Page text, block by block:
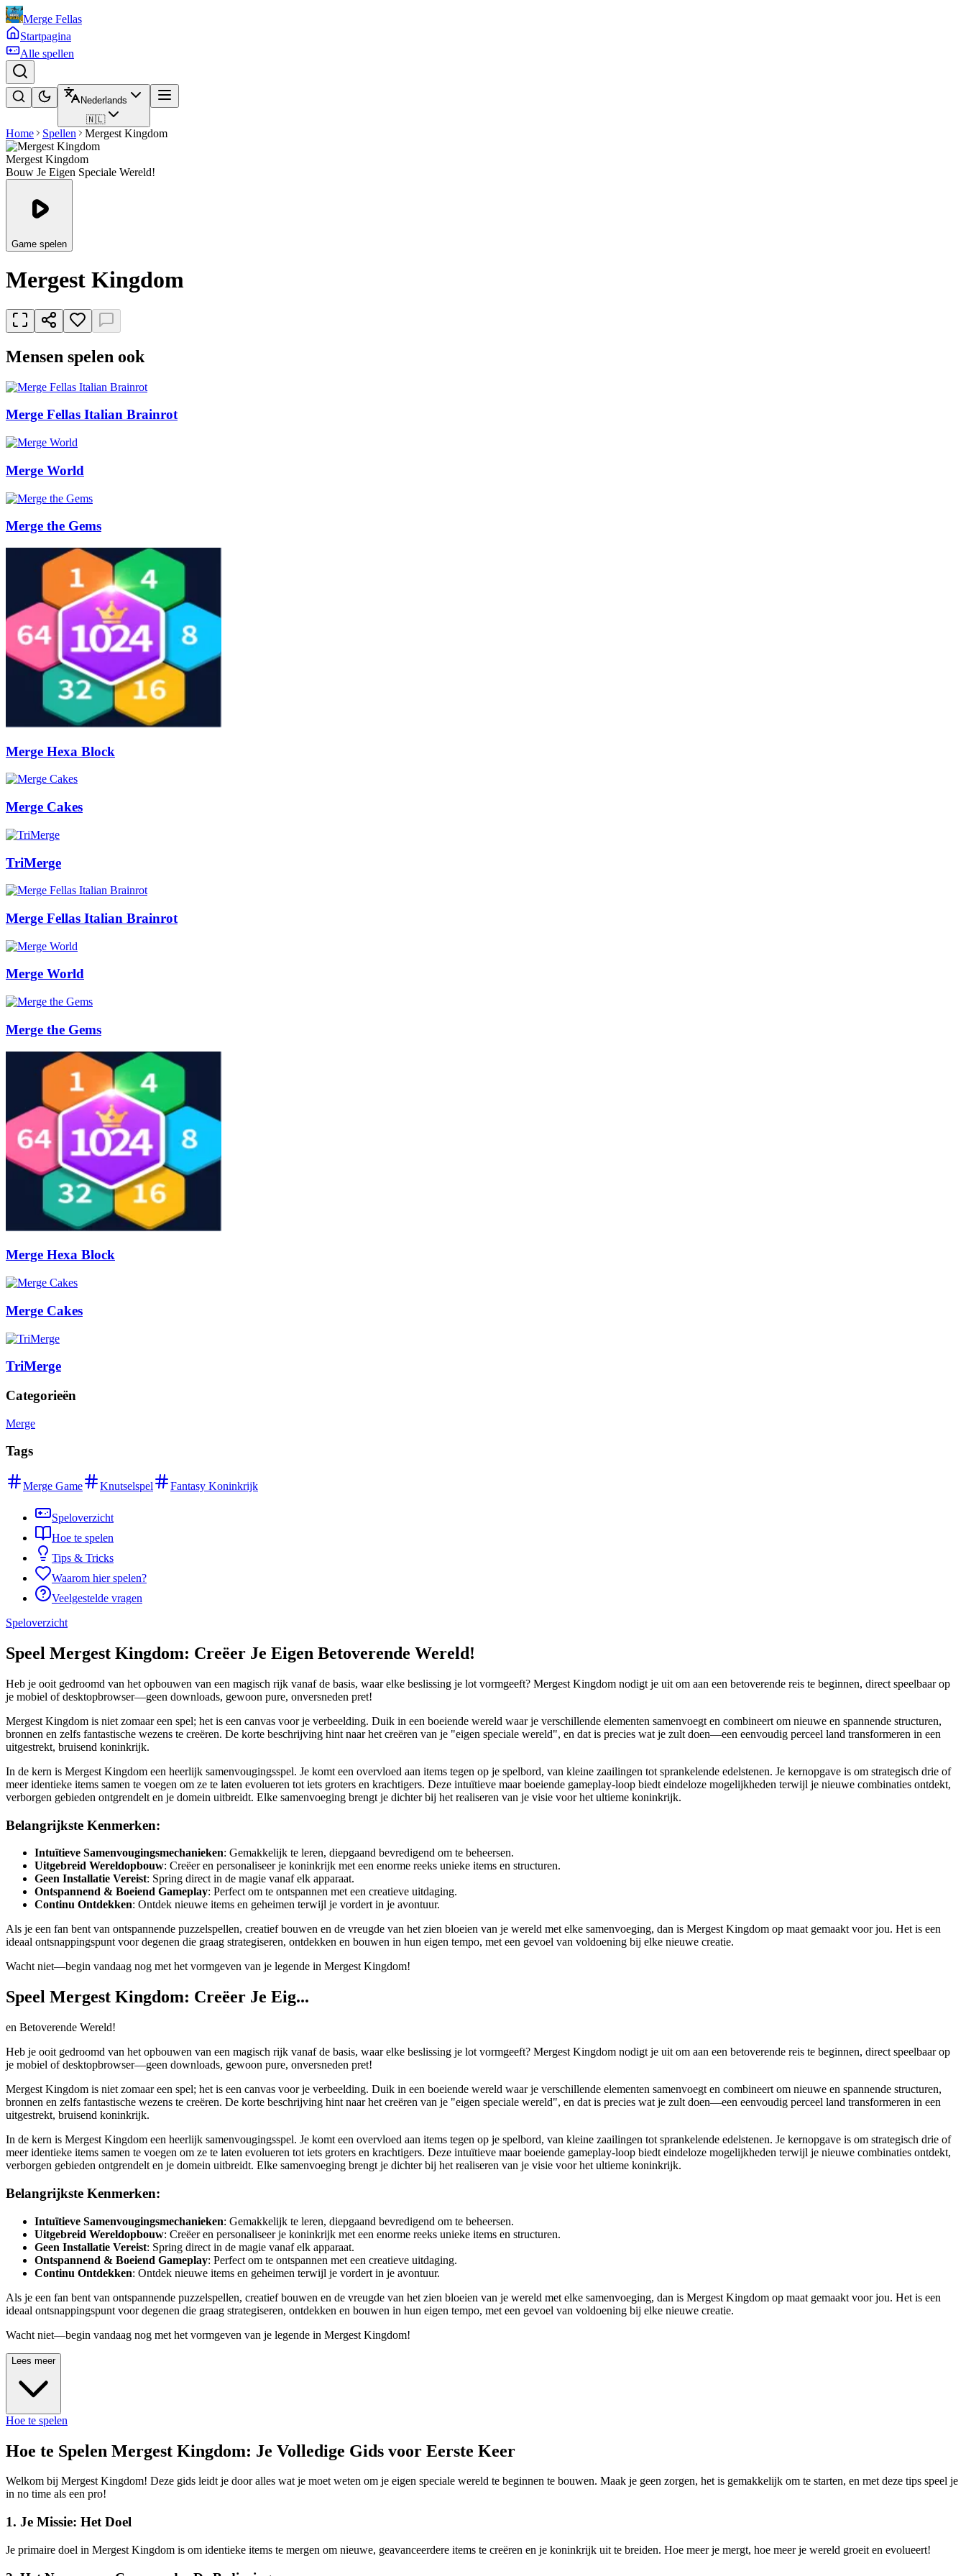
Merge Fellas
Startpagina
Alle spellen
Nederlands
🇳🇱
Home Spellen Mergest Kingdom
Mergest Kingdom
Bouw Je Eigen Speciale Wereld!
Game spelen
Mergest Kingdom
Mensen spelen ook
Merge Fellas Italian Brainrot
Merge World
Merge the Gems
Merge Hexa Block
Merge Cakes
TriMerge
Merge Fellas Italian Brainrot
Merge World
Merge the Gems
Merge Hexa Block
Merge Cakes
TriMerge
Categorieën
Merge
Tags
Merge Game Knutselspel Fantasy Koninkrijk
Speloverzicht
Hoe te spelen
Tips & Tricks
Waarom hier spelen?
Veelgestelde vragen
Speloverzicht
Speel Mergest Kingdom: Creëer Je Eigen Betoverende Wereld!
Heb je ooit gedroomd van het opbouwen van een magisch rijk vanaf de basis, waar elke beslissing je lot vormgeeft? Mergest Kingdom nodigt je uit om aan een betoverende reis te beginnen, direct speelbaar op
je mobiel of desktopbrowser—geen downloads, gewoon pure, onversneden pret!
Mergest Kingdom is niet zomaar een spel; het is een canvas voor je verbeelding. Duik in een boeiende wereld waar je verschillende elementen samenvoegt en combineert om nieuwe en spannende structuren,
bronnen en zelfs fantastische wezens te creëren. De korte beschrijving hint naar het creëren van je "eigen speciale wereld", en dat is precies wat je zult doen—een eenvoudig perceel land transformeren in een
uitgestrekt, bruisend koninkrijk.
In de kern is Mergest Kingdom een heerlijk samenvougingsspel. Je komt een overvloed aan items tegen op je spelbord, van kleine zaailingen tot sprankelende edelstenen. Je kernopgave is om strategisch drie of
meer identieke items samen te voegen om ze te laten evolueren tot iets groters en krachtigers. Deze intuïtieve maar boeiende gameplay-loop biedt eindeloze mogelijkheden terwijl je nieuwe combinaties ontdekt,
verborgen gebieden ontgrendelt en je domein uitbreidt. Elke samenvoeging brengt je dichter bij het realiseren van je visie voor het ultieme koninkrijk.
Belangrijkste Kenmerken:
Intuïtieve Samenvougingsmechanieken: Gemakkelijk te leren, diepgaand bevredigend om te beheersen.
Uitgebreid Wereldopbouw: Creëer en personaliseer je koninkrijk met een enorme reeks unieke items en structuren.
Geen Installatie Vereist: Spring direct in de magie vanaf elk apparaat.
Ontspannend & Boeiend Gameplay: Perfect om te ontspannen met een creatieve uitdaging.
Continu Ontdekken: Ontdek nieuwe items en geheimen terwijl je vordert in je avontuur.
Als je een fan bent van ontspannende puzzelspellen, creatief bouwen en de vreugde van het zien bloeien van je wereld met elke samenvoeging, dan is Mergest Kingdom op maat gemaakt voor jou. Het is een
ideaal ontsnappingspunt voor degenen die graag strategiseren, ontdekken en bouwen in hun eigen tempo, met een gevoel van voldoening bij elke nieuwe creatie.
Wacht niet—begin vandaag nog met het vormgeven van je legende in Mergest Kingdom!
Speel Mergest Kingdom: Creëer Je Eig...
en Betoverende Wereld!
Heb je ooit gedroomd van het opbouwen van een magisch rijk vanaf de basis, waar elke beslissing je lot vormgeeft? Mergest Kingdom nodigt je uit om aan een betoverende reis te beginnen, direct speelbaar op
je mobiel of desktopbrowser—geen downloads, gewoon pure, onversneden pret!
Mergest Kingdom is niet zomaar een spel; het is een canvas voor je verbeelding. Duik in een boeiende wereld waar je verschillende elementen samenvoegt en combineert om nieuwe en spannende structuren,
bronnen en zelfs fantastische wezens te creëren. De korte beschrijving hint naar het creëren van je "eigen speciale wereld", en dat is precies wat je zult doen—een eenvoudig perceel land transformeren in een
uitgestrekt, bruisend koninkrijk.
In de kern is Mergest Kingdom een heerlijk samenvougingsspel. Je komt een overvloed aan items tegen op je spelbord, van kleine zaailingen tot sprankelende edelstenen. Je kernopgave is om strategisch drie of
meer identieke items samen te voegen om ze te laten evolueren tot iets groters en krachtigers. Deze intuïtieve maar boeiende gameplay-loop biedt eindeloze mogelijkheden terwijl je nieuwe combinaties ontdekt,
verborgen gebieden ontgrendelt en je domein uitbreidt. Elke samenvoeging brengt je dichter bij het realiseren van je visie voor het ultieme koninkrijk.
Belangrijkste Kenmerken:
Intuïtieve Samenvougingsmechanieken: Gemakkelijk te leren, diepgaand bevredigend om te beheersen.
Uitgebreid Wereldopbouw: Creëer en personaliseer je koninkrijk met een enorme reeks unieke items en structuren.
Geen Installatie Vereist: Spring direct in de magie vanaf elk apparaat.
Ontspannend & Boeiend Gameplay: Perfect om te ontspannen met een creatieve uitdaging.
Continu Ontdekken: Ontdek nieuwe items en geheimen terwijl je vordert in je avontuur.
Als je een fan bent van ontspannende puzzelspellen, creatief bouwen en de vreugde van het zien bloeien van je wereld met elke samenvoeging, dan is Mergest Kingdom op maat gemaakt voor jou. Het is een
ideaal ontsnappingspunt voor degenen die graag strategiseren, ontdekken en bouwen in hun eigen tempo, met een gevoel van voldoening bij elke nieuwe creatie.
Wacht niet—begin vandaag nog met het vormgeven van je legende in Mergest Kingdom!
Lees meer
Hoe te spelen
Hoe te Spelen Mergest Kingdom: Je Volledige Gids voor Eerste Keer
Welkom bij Mergest Kingdom! Deze gids leidt je door alles wat je moet weten om je eigen speciale wereld te beginnen te bouwen. Maak je geen zorgen, het is gemakkelijk om te starten, en met deze tips speel je
in no time als een pro!
1. Je Missie: Het Doel
Je primaire doel in Mergest Kingdom is om identieke items te mergen om nieuwe, geavanceerdere items te creëren en je koninkrijk uit te breiden. Hoe meer je mergt, hoe meer je wereld groeit en evolueert!